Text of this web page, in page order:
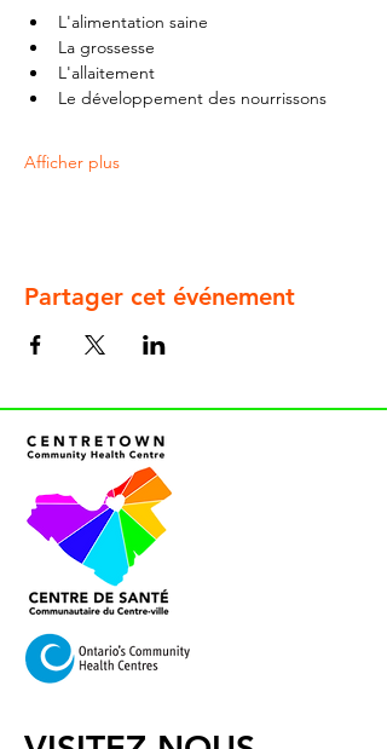
L'alimentation saine
La grossesse
L'allaitement
Le développement des nourrissons
Afficher plus
Partager cet événement